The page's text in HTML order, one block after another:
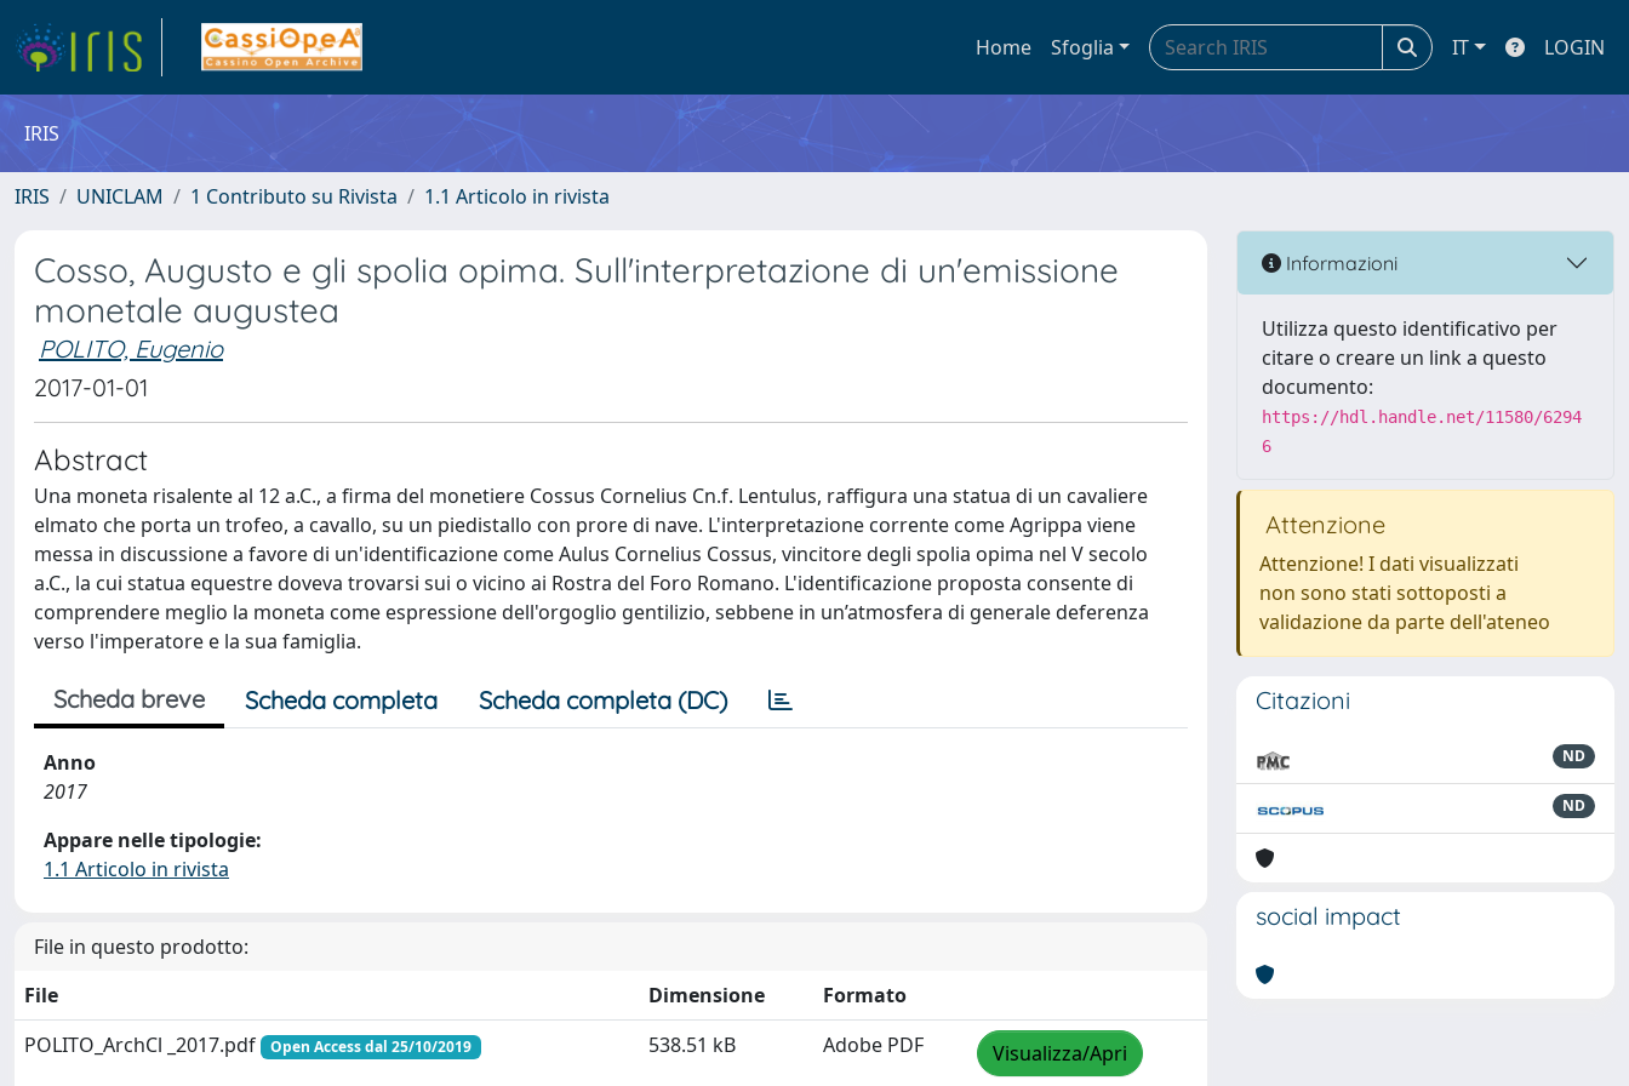
Home Sfoglia IT LOGIN
IRIS
IRIS UNICLAM 1 Contributo su Rivista 1.1 Articolo in rivista
Cosso, Augusto e gli spolia opima. Sull'interpretazione di un'emissione
monetale augustea
POLITO, Eugenio
2017-01-01
Abstract
Una moneta risalente al 12 a.C., a firma del monetiere Cossus Cornelius Cn.f. Lentulus, raffigura una statua di un cavaliere
elmato che porta un trofeo, a cavallo, su un piedistallo con prore di nave. L'interpretazione corrente come Agrippa viene
messa in discussione a favore di un'identificazione come Aulus Cornelius Cossus, vincitore degli spolia opima nel V secolo
a.C., la cui statua equestre doveva trovarsi sui o vicino ai Rostra del Foro Romano. L'identificazione proposta consente di
comprendere meglio la moneta come espressione dell'orgoglio gentilizio, sebbene in un’atmosfera di generale deferenza
verso l'imperatore e la sua famiglia.
Scheda breve Scheda completa Scheda completa (DC)
Anno
2017
Appare nelle tipologie:
1.1 Articolo in rivista
File in questo prodotto:
File
Dimensione
Formato
POLITO_ArchCl _2017.pdf
Open Access dal 25/10/2019 538.51 kB Adobe PDF Visualizza/Apri
Informazioni
Utilizza questo identificativo per
citare o creare un link a questo
documento:
https://hdl.handle.net/11580/6294
6
Attenzione
Attenzione! I dati visualizzati
non sono stati sottoposti a
validazione da parte dell'ateneo
Citazioni
ND
ND
social impact